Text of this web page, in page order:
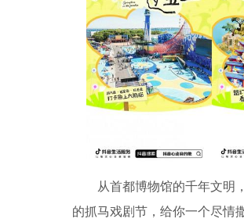
从首都博物馆的千年文明
的抓马戏剧节，给你一个尽情